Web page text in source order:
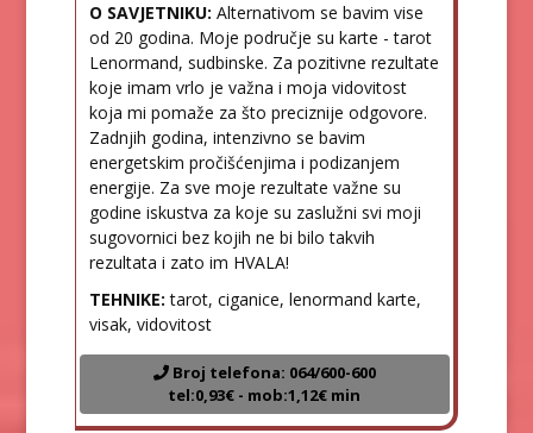
O SAVJETNIKU: Alternativom se bavim vise
od 20 godina. Moje područje su karte - tarot
Lenormand, sudbinske. Za pozitivne rezultate
koje imam vrlo je važna i moja vidovitost
koja mi pomaže za što preciznije odgovore.
Zadnjih godina, intenzivno se bavim
energetskim pročišćenjima i podizanjem
energije. Za sve moje rezultate važne su
godine iskustva za koje su zaslužni svi moji
sugovornici bez kojih ne bi bilo takvih
rezultata i zato im HVALA!
TEHNIKE: tarot, ciganice, lenormand karte,
visak, vidovitost
Broj telefona: 064/600-600
tel:0,93€ - mob:1,12€ min